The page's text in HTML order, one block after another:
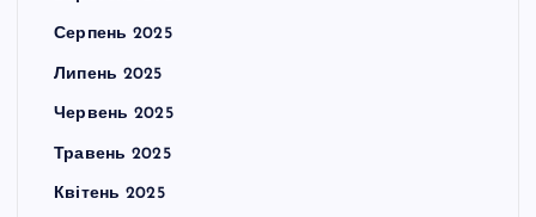
Серпень 2025
Липень 2025
Червень 2025
Травень 2025
Квітень 2025